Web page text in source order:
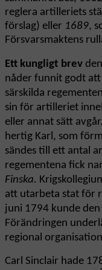
reglera artilleriets
förslag) eller 1689,
Försvarsmaktens
Ett kungligt brev
nåder funnit godt
särskilda
sin för artilleriet
eller annat sätt
hertig Karl, som
sändes till ett antal
regementena fick
Finska.
att utarbeta stat för
juni 1794 kunde
Förändringen
regional
Carl Sinclair hade